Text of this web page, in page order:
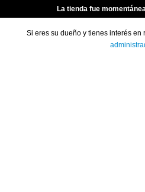
La tienda fue
Si eres su dueño y tienes interés en